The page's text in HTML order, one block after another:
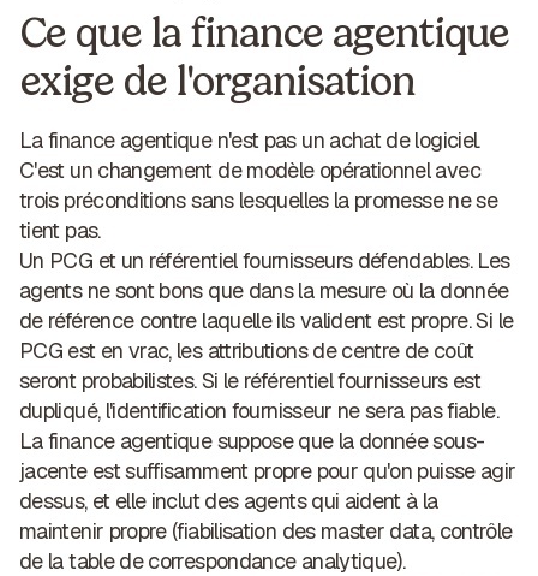
Ce que la finance agentique
exige de l'organisation
La finance agentique n'est pas un achat de logiciel.
C'est un changement de modèle opérationnel avec
trois préconditions sans lesquelles la promesse ne se
tient pas.
Un PCG et un référentiel fournisseurs défendables.Les
agents ne sont bons que dans la mesure où la donnée
de référence contre laquelle ils valident est propre. Si le
PCG est en vrac, les attributions de centre de coût
seront probabilistes. Si le référentiel fournisseurs est
dupliqué, l'identification fournisseur ne sera pas fiable.
La finance agentique suppose que la donnée sous-
jacente est suffisamment propre pour qu'on puisse agir
dessus, et elle inclut des agents qui aident à la
maintenir propre (fiabilisation des master data, contrôle
de la table de correspondance analytique).